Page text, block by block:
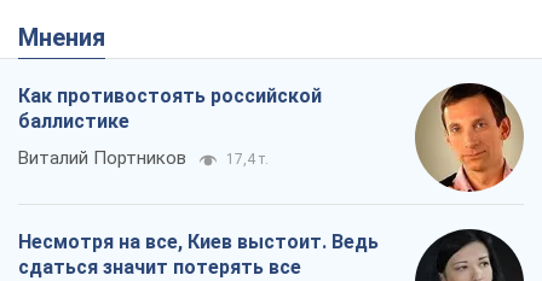
Мнения
Как противостоять российской
баллистике
Виталий Портников 17,4 т.
Несмотря на все, Киев выстоит. Ведь
сдаться значит потерять все